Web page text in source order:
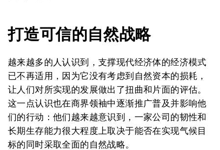
打造可信的自然战略
越来越多的人认识到，支撑现代经济体的经济模式
已不再适用，因为它没有考虑到自然资本的损耗，
让人们对所实现的发展做出了扭曲和片面的评估。
这一点认识也在商界领袖中逐渐推广普及并影响他
们的行动：他们越来越意识到，一家公司的韧性和
长期生存能力很大程度上取决于能否在实现气候目
标的同时采取全面的自然战略。